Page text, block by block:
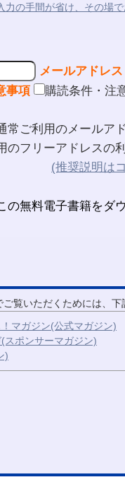
の手間が省け、その場で
メールアドレス
事項
購読条件・注
常ご利用のメールア
のフリーアドレスの
(推奨説明は
覧いただくためには、下
マガジン(公式マガジン)
スポンサーマガジン)
)